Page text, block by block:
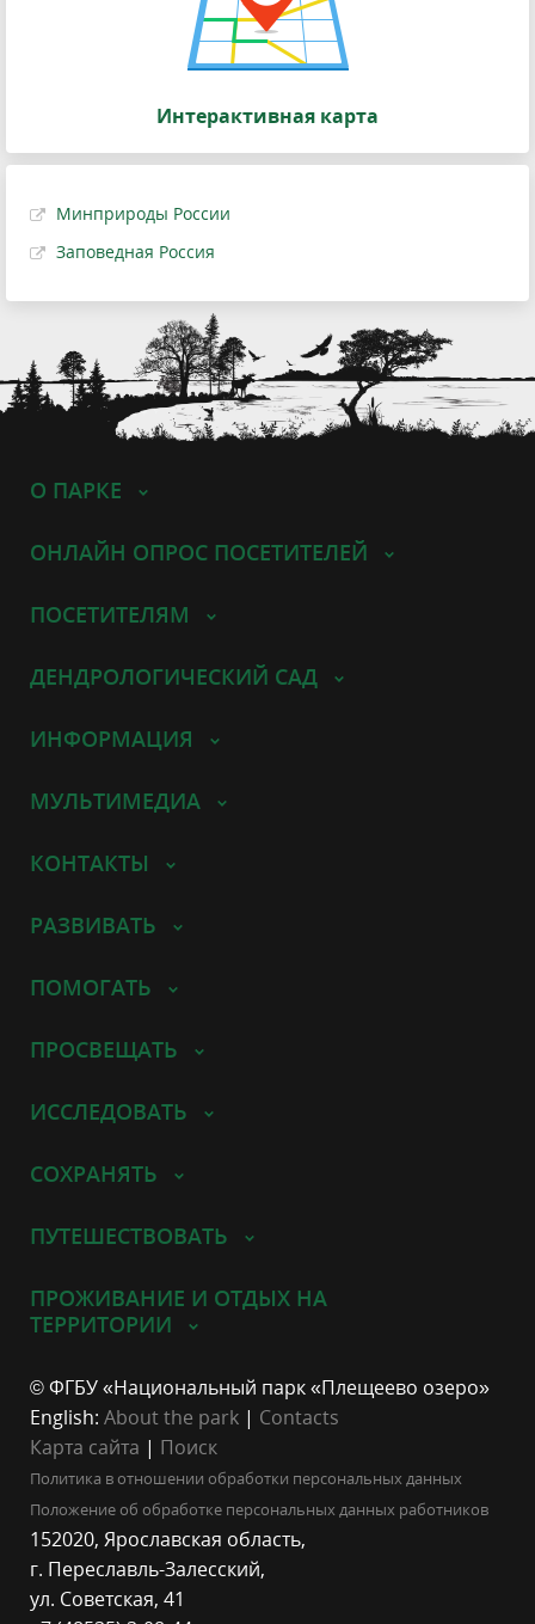
Интерактивная карта
Минприроды России
Заповедная Россия
О ПАРКЕ
ОНЛАЙН ОПРОС ПОСЕТИТЕЛЕЙ
ПОСЕТИТЕЛЯМ
ДЕНДРОЛОГИЧЕСКИЙ САД
ИНФОРМАЦИЯ
МУЛЬТИМЕДИА
КОНТАКТЫ
РАЗВИВАТЬ
ПОМОГАТЬ
ПРОСВЕЩАТЬ
ИССЛЕДОВАТЬ
СОХРАНЯТЬ
ПУТЕШЕСТВОВАТЬ
ПРОЖИВАНИЕ И ОТДЫХ НА
ТЕРРИТОРИИ
© ФГБУ «Национальный парк «Плещеево озеро»
English: About the park | Contacts
Карта сайта | Поиск
Политика в отношении обработки персональных данных
Положение об обработке персональных данных работников
152020, Ярославская область,
г. Переславль-Залесский,
ул. Советская, 41